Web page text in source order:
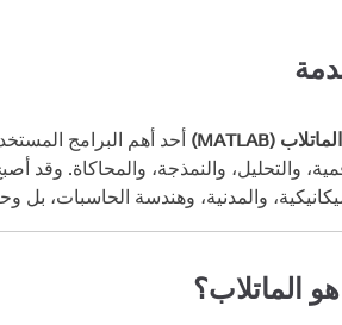
الماتلاب (MATLAB)
أحد أهم البرامج
والتحليل، والنمذجة، والمحاكاة. وقد
والمدنية، وهندسة الحاسبات،
الماتلاب؟